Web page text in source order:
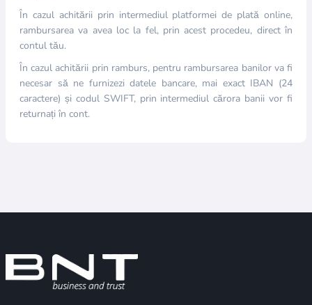
În cazul achitării prin intermediul platformei de plată online,
rambursarea va avea loc la fel, prin acest procedeu, direct în
contul tău.
În cazul achitării prin ramburs, pentru rambursarea banilor va fi
necesar să ne furnizezi datele bancare, mai exact IBAN (24
caractere) și codul SWIFT, prin intermediul cărora banii vor fi
returnați în cont.